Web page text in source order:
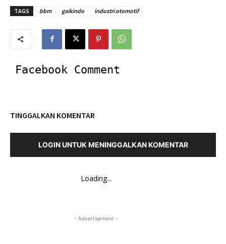
TAGS bbm gaikindo industri otomotif
Facebook Comment
TINGGALKAN KOMENTAR
LOGIN UNTUK MENINGGALKAN KOMENTAR
Loading...
- Advertisement -